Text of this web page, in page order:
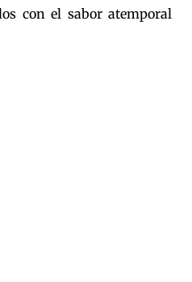
con el sabor atemporal